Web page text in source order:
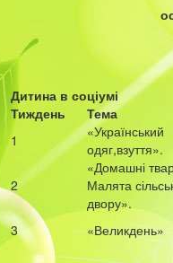
Дитина в соціумі
Тиждень
Тема
1
«Український
одяг,взуття».
2
«Домашні
Малята
двору».
3
«Великдень»